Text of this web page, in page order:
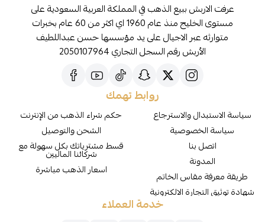
عرفت الاربش ببيع الذهب في المملكة العربية السعودية على
مستوى الخليج منذ عام 1960 اي اكثر من 60 عام بخبرات
متوارثه عبر الاجيال على يد مؤسسها حسن عبداللطيف
الأربش رقم السجل التجاري 2050107964
روابط تهمك
سياسة الاستبدال والاسترجاع
سياسة الخصوصية
اتصل بنا
المدونة
طريقة معرفة مقاس الخاتم
شهادة توثيق التجارة الالكترونية
حكم شراء الذهب من الإنترنت
الشحن والتوصيل
قسط مشترياتك بكل سهولة مع
شركائنا الماليين
اسعار الذهب مباشرة
خدمة العملاء